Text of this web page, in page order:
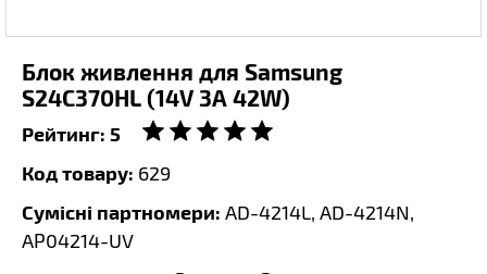
Блок живлення для Samsung
S24C370HL (14V 3A 42W)
Рейтинг: 5
Код товару: 629
Сумісні партномери: AD-4214L, AD-4214N,
AP04214-UV